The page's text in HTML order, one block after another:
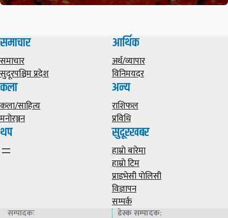
समाचार
समाचार
सुदूरपश्चिम प्रदेश
आर्थिक
अर्थ/व्यापार
विनिमयदर
कला
कला/साहित्य
मनोरञ्जन
अन्य
राशिफल
प्रविधि
थप सुदूरखबर
हाम्राे बारेमा
हाम्राे टिम
प्राइभेसी पाेलिसी
विज्ञापन
सम्पर्क
सम्पादकः डेस्क सम्पादक: